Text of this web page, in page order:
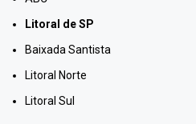
Litoral de SP
Baixada Santista
Litoral Norte
Litoral Sul